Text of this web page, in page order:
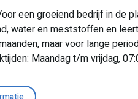
een groeiend bedrijf in de
water en meststoffen en
maar voor lange
Maandag t/m vrijdag,